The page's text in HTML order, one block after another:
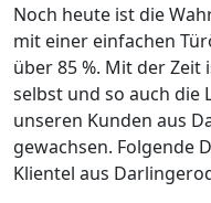
Noch heute ist die
mit einer einfachen
über 85 %. Mit der
selbst und so auch die
unseren Kunden aus
gewachsen. Folgende
Klientel aus